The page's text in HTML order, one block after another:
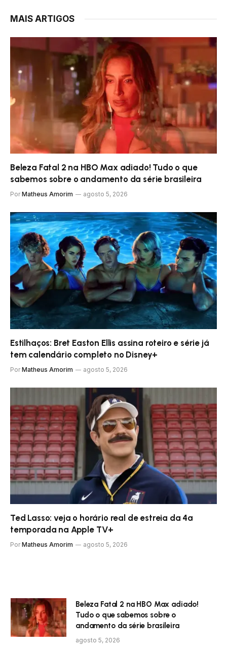
MAIS ARTIGOS
Beleza Fatal 2 na HBO Max adiado! Tudo o que
sabemos sobre o andamento da série brasileira
Por Matheus Amorim agosto 5, 2026
Estilhaços: Bret Easton Ellis assina roteiro e série já
tem calendário completo no Disney+
Por Matheus Amorim agosto 5, 2026
Ted Lasso: veja o horário real de estreia da 4ª
temporada na Apple TV+
Por Matheus Amorim agosto 5, 2026
Beleza Fatal 2 na HBO Max adiado!
Tudo o que sabemos sobre o
andamento da série brasileira
agosto 5, 2026